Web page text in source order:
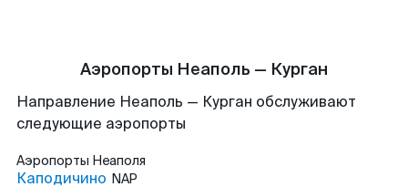
Аэропорты Неаполь — Курган
Направление Неаполь — Курган обслуживают
следующие аэропорты
Аэропорты Неаполя
Каподичино NAP